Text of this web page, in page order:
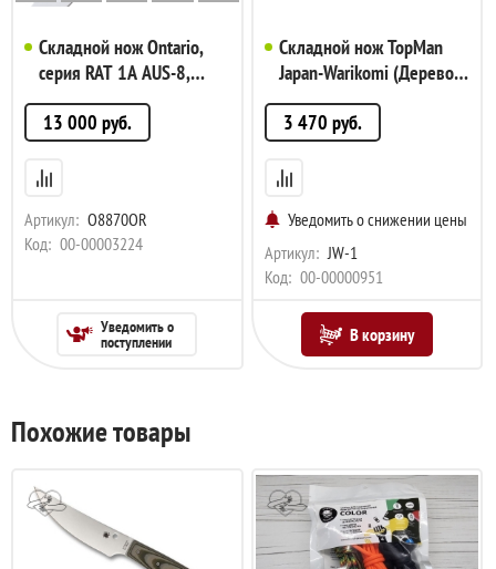
Складной нож Ontario,
серия RAT 1A AUS-8,
Orange, A/Opener, арт.
O8870OR
13 000 руб.
Артикул: O8870OR
Код: 00-00003224
Уведомить о
поступлении
Складной нож TopMan
Japan-Warikomi (Дерево),
арт. JW-1
3 470 руб.
Уведомить о снижении цены
Артикул: JW-1
Код: 00-00000951
В корзину
Похожие товары